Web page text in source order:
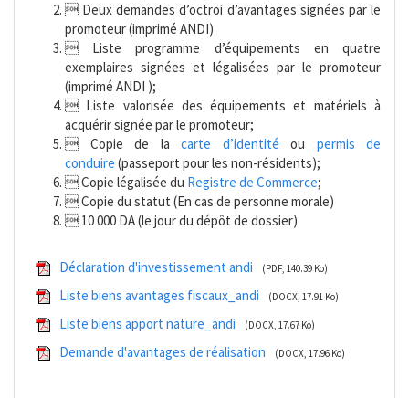
 Deux demandes d’octroi d’avantages signées par le
promoteur (imprimé ANDI)
 Liste programme d’équipements en quatre
exemplaires signées et légalisées par le promoteur
(imprimé ANDI );
 Liste valorisée des équipements et matériels à
acquérir signée par le promoteur;
 Copie de la carte d’identité ou permis de
conduire (passeport pour les non-résidents);
 Copie légalisée du Registre de Commerce;
 Copie du statut (En cas de personne morale)
 10 000 DA (le jour du dépôt de dossier)
Déclaration d'investissement andi (PDF, 140.39 Ko)
Liste biens avantages fiscaux_andi (DOCX, 17.91 Ko)
Liste biens apport nature_andi (DOCX, 17.67 Ko)
Demande d'avantages de réalisation (DOCX, 17.96 Ko)